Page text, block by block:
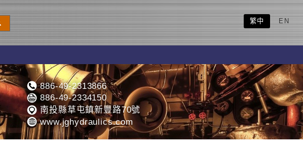
繁中 EN
886-49-2313866
886-49-2334150
南投縣草屯鎮新豐路70號
www.jghydraulics.com